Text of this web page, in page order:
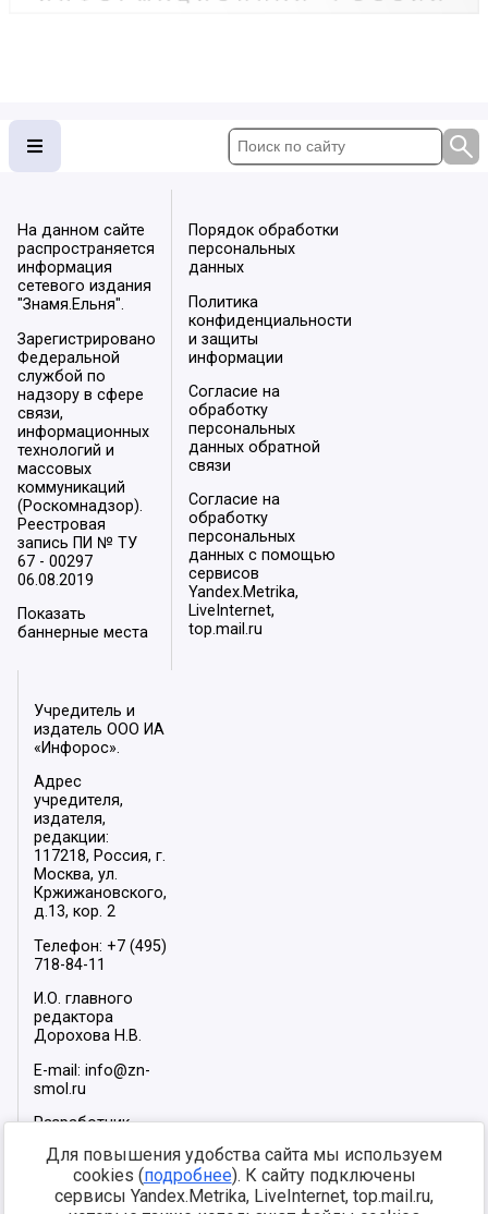
На данном сайте
распространяется
информация
сетевого издания
"Знамя.Ельня".
Зарегистрировано
Федеральной
службой по
надзору в сфере
связи,
информационных
технологий и
массовых
коммуникаций
(Роскомнадзор).
Реестровая
запись ПИ № ТУ
67 - 00297
06.08.2019
Показать
баннерные места
Порядок обработки
персональных
данных
Политика
конфиденциальности
и защиты
информации
Согласие на
обработку
персональных
данных обратной
связи
Согласие на
обработку
персональных
данных с помощью
сервисов
Yandex.Metrika,
LiveInternet,
top.mail.ru
Учредитель и
издатель ООО ИА
«Инфорос».
Адрес
учредителя,
издателя,
редакции:
117218, Россия, г.
Москва, ул.
Кржижановского,
д.13, кор. 2
Телефон: +7 (495)
718-84-11
И.О. главного
редактора
Дорохова Н.В.
E-mail: info@zn-
smol.ru
Разработчик
2026
Мы в социальных
Для повышения удобства сайта мы используем
cookies (подробнее). К сайту подключены
сервисы Yandex.Metrika, LiveInternet, top.mail.ru,